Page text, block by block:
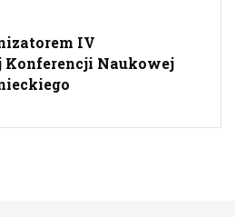
IV
Konferencji Naukowej